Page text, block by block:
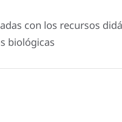
con los recursos
biológicas